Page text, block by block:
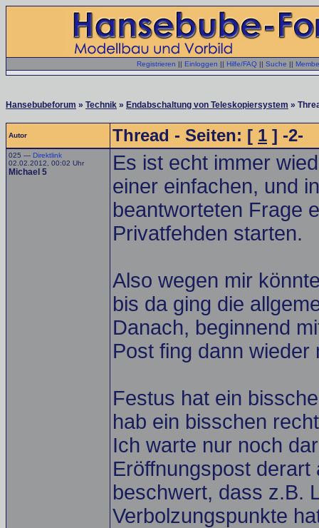
Registrieren || Einloggen || Hilfe/FAQ || Suche ||
Hansebubeforum » Technik » Endabschaltung von Teleskopiersystem »
Autor Thread - Seiten: [ 1 ] -2-
025 — Direktlink
02.02.2012, 00:02 Uhr
Michael 5
Es ist echt immer
einer einfachen, und
beantworteten Frage
Privatfehden starten.
Also wegen mir
bis da ging die
Danach, beginnend
Post fing dann
Festus hat ein
hab ein bisschen
Ich warte nur noch
Eröffnungspost
beschwert, dass z.B.
Verbolzungspunkte